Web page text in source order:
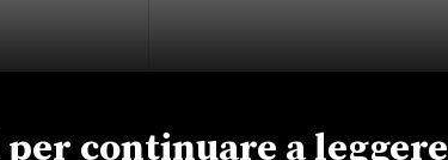
per continuare a leggere